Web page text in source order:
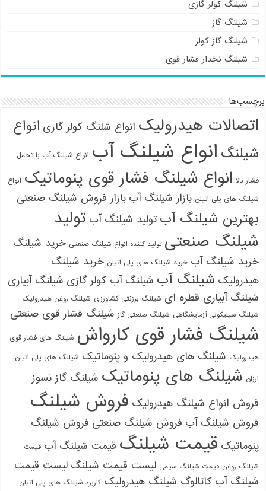
شیلنگ کولر گازی
شیلنگ گاز
شیلنگ گاز کولر
شیلنگ نخدار فشار قوی
برچسب‌ها
اتصالات هیدرولیک انواع شلنگ کولر گازی انواع
شیلنگ انواع شیلنگ آب انواع شیلنگ آب با تحمل
فشار بالا انواع شیلنگ فشار قوی پنوماتیک انواع
شیلنگ های پلی اتیلن بازار شیلنگ آب بازار فروش شیلنگ صنعتی
بهترین شیلنگ آب تولید شیلنگ آب تولید
شیلنگ صنعتی تولید کننده انواع شیلنگ صنعتی خرید شیلنگ
خرید شیلنگ آب خرید شیلنگ های پلی اتیلن خرید شیلنگ
هیدرولیک شیلنگ آب شیلنگ آب کولر گازی شیلنگ آبیاری
شیلنگ آبیاری قطره ای شیلنگ برزنتی کشاورزی شیلنگ روغن هیدرولیک
شیلنگ سیلیکونی آزمایشگاهی شیلنگ صنعتی گاز شیلنگ فشار قوی صنعتی
شیلنگ فشار قوی کارواش شیلنگ های فشار قوی
هیدرولیک شیلنگ های هیدرولیک و پنوماتیک شیلنگ های پلی اتیلن
ارزان شیلنگ های پنوماتیک شیلنگ گاز نسوز
فروش انواع شیلنگ هیدرولیک فروش شیلنگ
فروش شیلنگ آب فروش شیلنگ صنعتی فروش شیلنگ
پنوماتیک قیمت شیلنگ قیمت شیلنگ آب قیمت
شیلنگ روغن قیمت شیلنگ سیمی لیست قیمت شیلنگ لیست قیمت
شیلنگ آب کاتالوگ شیلنگ هیدرولیک کاربرد شیلنگ های پلی اتیلن